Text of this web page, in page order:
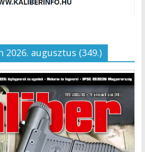
2026. augusztus (349.)